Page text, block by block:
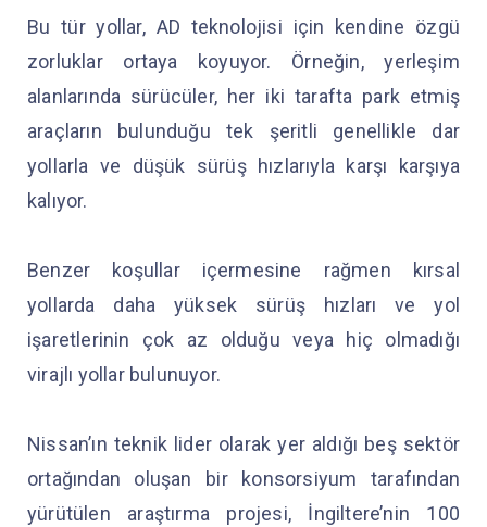
Bu tür yollar, AD teknolojisi için kendine özgü
zorluklar ortaya koyuyor. Örneğin, yerleşim
alanlarında sürücüler, her iki tarafta park etmiş
araçların bulunduğu tek şeritli genellikle dar
yollarla ve düşük sürüş hızlarıyla karşı karşıya
kalıyor.
Benzer koşullar içermesine rağmen kırsal
yollarda daha yüksek sürüş hızları ve yol
işaretlerinin çok az olduğu veya hiç olmadığı
virajlı yollar bulunuyor.
Nissan’ın teknik lider olarak yer aldığı beş sektör
ortağından oluşan bir konsorsiyum tarafından
yürütülen araştırma projesi, İngiltere’nin 100